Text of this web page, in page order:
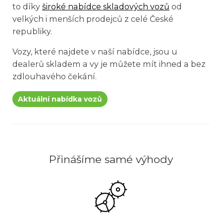
to díky široké nabídce skladových vozů od
velkých i menších prodejců z celé České
republiky.
Vozy, které najdete v naší nabídce, jsou u
dealerů skladem a vy je můžete mít ihned a bez
zdlouhavého čekání.
Aktuální nabídka vozů
Přinášíme samé výhody